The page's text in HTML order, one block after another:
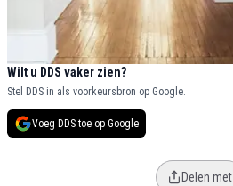
Wilt u DDS vaker zien?
Stel DDS in als voorkeursbron op Google.
Voeg DDS toe op Google
Delen met